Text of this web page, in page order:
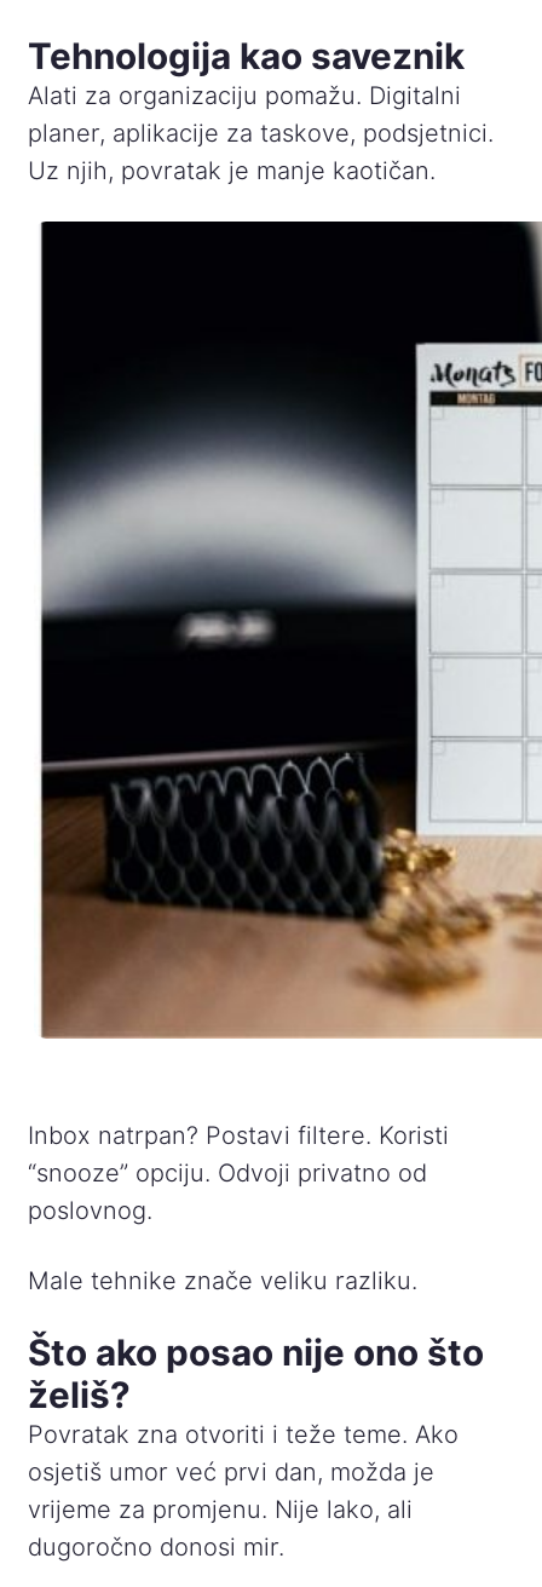
Tehnologija kao saveznik
Alati za organizaciju pomažu. Digitalni
planer, aplikacije za taskove, podsjetnici.
Uz njih, povratak je manje kaotičan.
Inbox natrpan? Postavi filtere. Koristi
“snooze” opciju. Odvoji privatno od
poslovnog.
Male tehnike znače veliku razliku.
Što ako posao nije ono što
želiš?
Povratak zna otvoriti i teže teme. Ako
osjetiš umor već prvi dan, možda je
vrijeme za promjenu. Nije lako, ali
dugoročno donosi mir.